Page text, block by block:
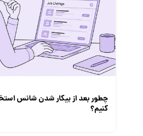
چطور بعد از بیکار شدن شانس
کنیم؟